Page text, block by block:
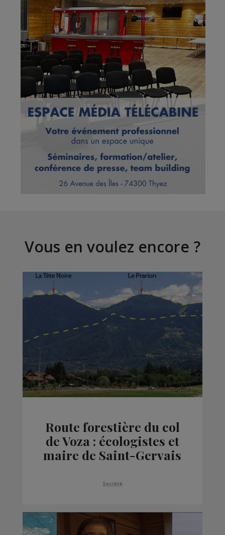
Vous en voulez encore ?
Route forestière du col
de Voza : écologistes et
maire de Saint-Gervais
mutuellement en
Société